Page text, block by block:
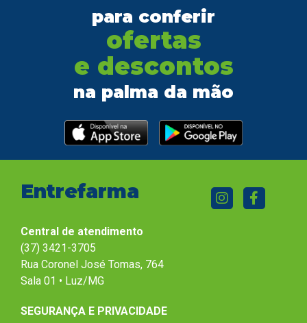
para conferir
ofertas
e descontos
na palma da mão
Entrefarma
Central de atendimento
(37) 3421-3705
Rua Coronel José Tomas, 764
Sala 01 • Luz/MG
SEGURANÇA E PRIVACIDADE